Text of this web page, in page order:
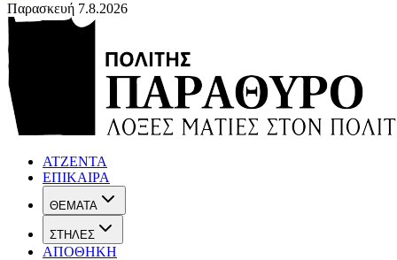
Παρασκευή 7.8.2026
ΑΤΖΕΝΤΑ
ΕΠΙΚΑΙΡΑ
ΘΕΜΑΤΑ
ΣΤΗΛΕΣ
ΑΠΟΘΗΚΗ